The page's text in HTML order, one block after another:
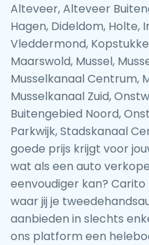
Alteveer, Alteveer
Hagen, Dideldom, Holte,
Vleddermond,
Maarswold, Mussel,
Musselkanaal Centrum,
Musselkanaal Zuid,
Buitengebied Noord,
Parkwijk, Stadskanaal
goede prijs krijgt voor
wat als een auto
eenvoudiger kan?
waar jij je
aanbieden in slechts
ons platform een